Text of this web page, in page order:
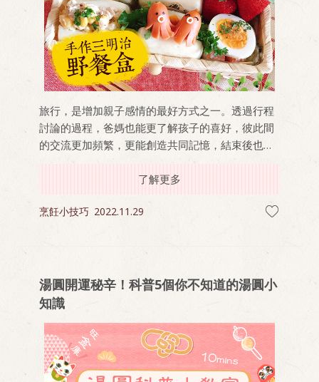
旅行，是增加親子感情的最好方式之一。透過行程
討論的過程，爸媽也能更了解孩子的喜好，彼此間
的交流更加頻繁，更能創造共同記憶，結束後也能
成為親子間的話題之一。 周末是一日郊遊的好選
擇，出遊前跟小孩一起做做小點心，簡單幾個步驟
了解更多
烹飪小技巧 2022.11.29
湯圓開運秘辛！科普5個你不知道的湯圓小
知識